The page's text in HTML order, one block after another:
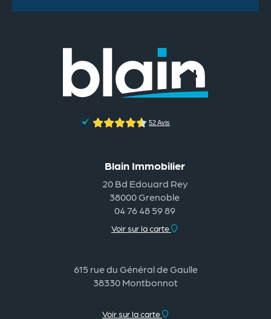
Blain Immobilier
20 Bd Edouard Rey
38000 Grenoble
04 76 48 59 89
Voir sur la carte
615 rue du Général de Gaulle
38330 Montbonnot
Voir sur la carte